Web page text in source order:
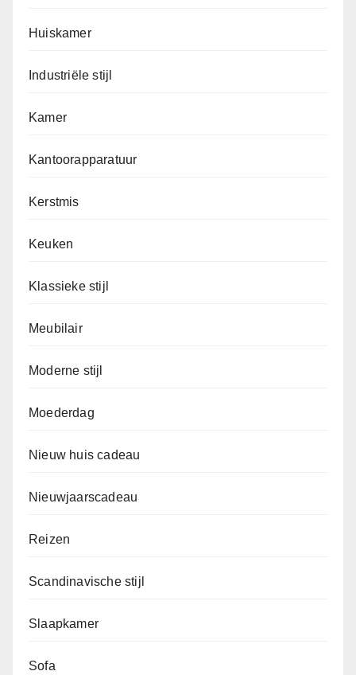
Huiskamer
Industriële stijl
Kamer
Kantoorapparatuur
Kerstmis
Keuken
Klassieke stijl
Meubilair
Moderne stijl
Moederdag
Nieuw huis cadeau
Nieuwjaarscadeau
Reizen
Scandinavische stijl
Slaapkamer
Sofa